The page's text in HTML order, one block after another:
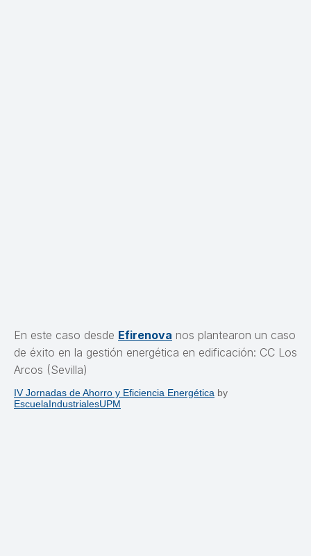
En este caso desde Efirenova nos plantearon un caso
de éxito en la gestión energética en edificación: CC Los
Arcos (Sevilla)
IV Jornadas de Ahorro y Eficiencia Energética by
EscuelaIndustrialesUPM